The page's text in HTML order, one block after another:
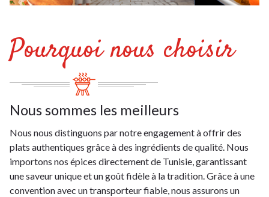
Pourquoi nous choisir
Nous sommes les meilleurs
Nous nous distinguons par notre engagement à offrir des
plats authentiques grâce à des ingrédients de qualité. Nous
importons nos épices directement de Tunisie, garantissant
une saveur unique et un goût fidèle à la tradition. Grâce à une
convention avec un transporteur fiable, nous assurons un